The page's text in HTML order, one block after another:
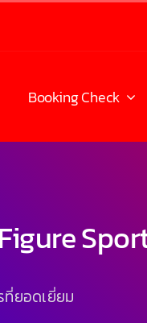
Booking Check
ที่ยอดเยี่ยม